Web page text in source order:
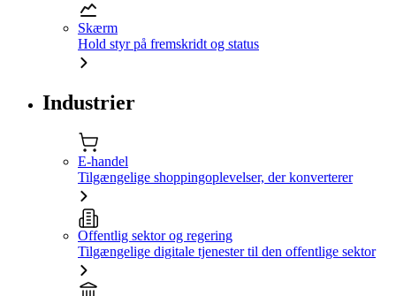
Skærm
Hold styr på fremskridt og status
Industrier
E-handel
Tilgængelige shoppingoplevelser, der konverterer
Offentlig sektor og regering
Tilgængelige digitale tjenester til den offentlige sektor